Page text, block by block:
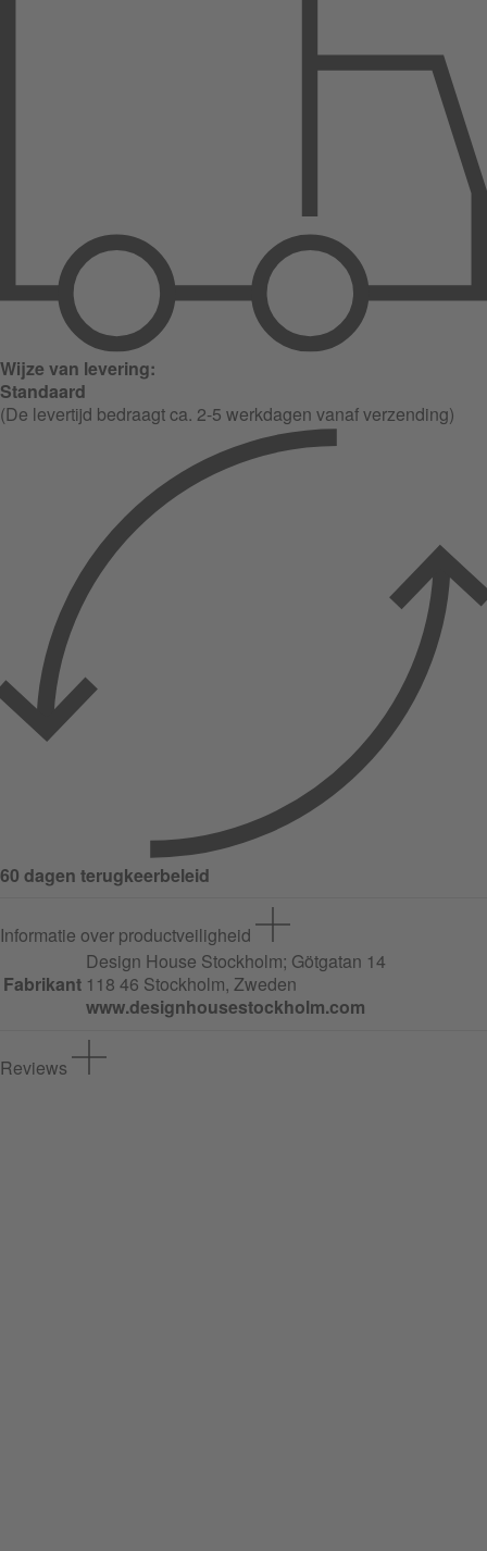
Wijze van levering:
Standaard
(De levertijd bedraagt ca. 2-5 werkdagen vanaf verzending)
60 dagen terugkeerbeleid
Informatie over productveiligheid
Fabrikant
Design House Stockholm; Götgatan 14
118 46 Stockholm, Zweden
www.designhousestockholm.com
Reviews